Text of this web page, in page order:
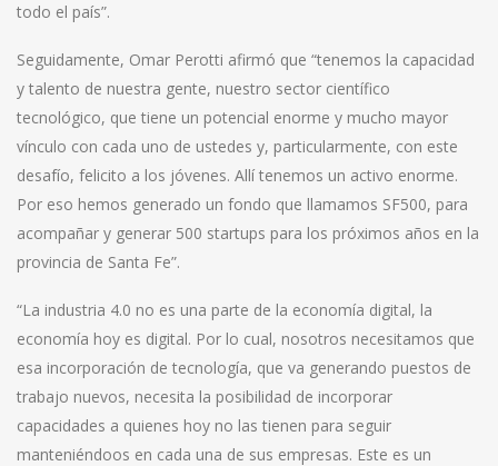
todo el país”.
Seguidamente, Omar Perotti afirmó que “tenemos la capacidad
y talento de nuestra gente, nuestro sector científico
tecnológico, que tiene un potencial enorme y mucho mayor
vínculo con cada uno de ustedes y, particularmente, con este
desafío, felicito a los jóvenes. Allí tenemos un activo enorme.
Por eso hemos generado un fondo que llamamos SF500, para
acompañar y generar 500 startups para los próximos años en la
provincia de Santa Fe”.
“La industria 4.0 no es una parte de la economía digital, la
economía hoy es digital. Por lo cual, nosotros necesitamos que
esa incorporación de tecnología, que va generando puestos de
trabajo nuevos, necesita la posibilidad de incorporar
capacidades a quienes hoy no las tienen para seguir
manteniéndoos en cada una de sus empresas. Este es un